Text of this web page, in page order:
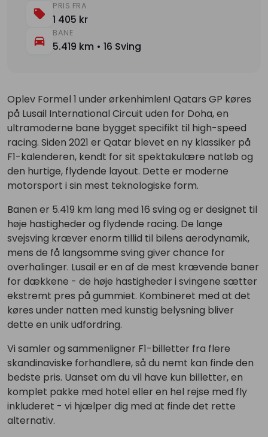
Oplev Formel 1 under ørkenhimlen! Qatars GP køres
på Lusail International Circuit uden for Doha, en
ultramoderne bane bygget specifikt til high-speed
racing. Siden 2021 er Qatar blevet en ny klassiker på
F1-kalenderen, kendt for sit spektakulære natløb og
den hurtige, flydende layout. Dette er moderne
motorsport i sin mest teknologiske form.
Banen er 5.419 km lang med 16 sving og er designet til
høje hastigheder og flydende racing. De lange
svejsving kræver enorm tillid til bilens aerodynamik,
mens de få langsomme sving giver chance for
overhalinger. Lusail er en af de mest krævende baner
for dækkene - de høje hastigheder i svingene sætter
ekstremt pres på gummiet. Kombineret med at det
køres under natten med kunstig belysning bliver
dette en unik udfordring.
Vi samler og sammenligner F1-billetter fra flere
skandinaviske forhandlere, så du nemt kan finde den
bedste pris. Uanset om du vil have kun billetter, en
komplet pakke med hotel eller en hel rejse med fly
inkluderet - vi hjælper dig med at finde det rette
alternativ.
PRIS FRA
1 405 kr
BANE
5.419 km • 16 Sving